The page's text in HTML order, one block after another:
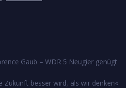
Gaub – WDR 5 Neugier genügt
Zukunft besser wird, als wir denken«